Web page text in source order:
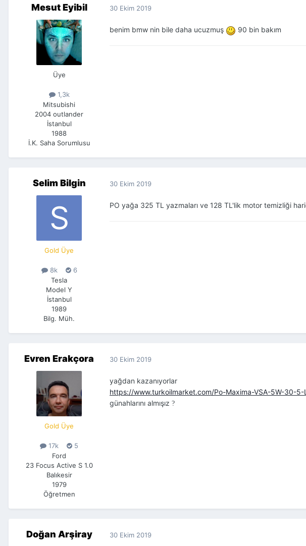
Mesut Eyibil
Üye
1,3k
Mitsubishi
2004 outlander
İstanbul
1988
İ.K. Saha Sorumlusu
30 Ekim 2019
benim bmw nin bile daha ucuzmuş 90 bin bakım
Selim Bilgin
Gold Üye
8k
6
Tesla
Model Y
İstanbul
1989
Bilg. Müh.
30 Ekim 2019
PO yağa 325 TL yazmaları ve 128 TL'lik motor temizliği
Evren Erakçora
Gold Üye
17k
5
Ford
23 Focus Active S 1.0
Balıkesir
1979
Öğretmen
30 Ekim 2019
yağdan kazanıyorlar
https://www.turkoilmarket.com/Po-Maxima-VSA-5W-30-
günahlarını almışız ?
Doğan Arşiray 30 Ekim 2019